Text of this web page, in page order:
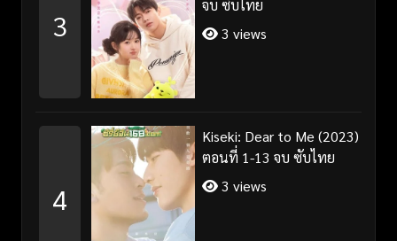
3
จบ ซับไทย
3 views
4
Kiseki: Dear to Me (2023)
ตอนที่ 1-13 จบ ซับไทย
3 views